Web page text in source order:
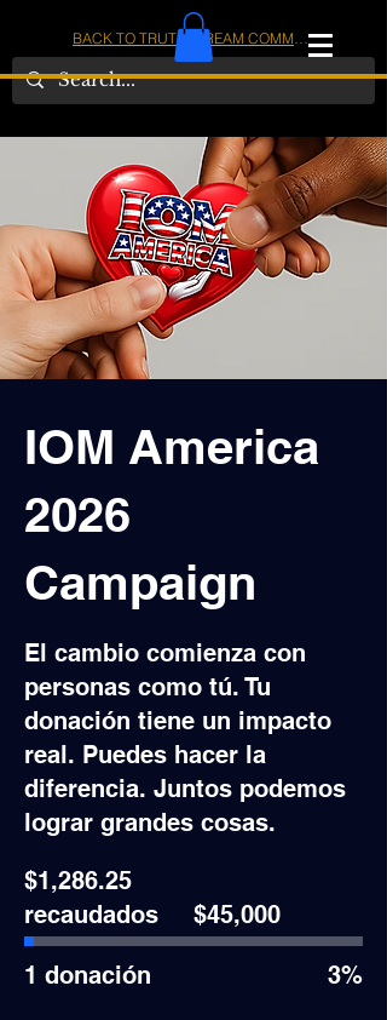
IOMAMERICA
IOM America
2026
Campaign
El cambio comienza con
personas como tú. Tu
donación tiene un impacto
real. Puedes hacer la
diferencia. Juntos podemos
lograr grandes cosas.
$1,286.25
recaudados
Objetivo
de
recaudación
$45,000
1 donación 3%